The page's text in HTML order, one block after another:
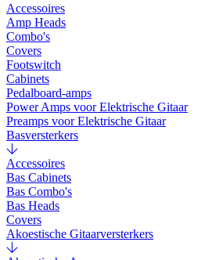
Accessoires
Amp Heads
Combo's
Covers
Footswitch
Cabinets
Pedalboard-amps
Power Amps voor Elektrische Gitaar
Preamps voor Elektrische Gitaar
Basversterkers
Accessoires
Bas Cabinets
Bas Combo's
Bas Heads
Covers
Akoestische Gitaarversterkers